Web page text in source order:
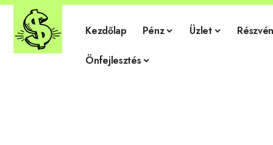
Kezdőlap Pénz Üzlet
Önfejlesztés